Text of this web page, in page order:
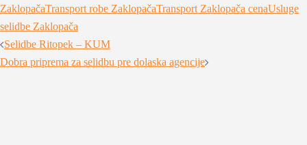
ZaklopačaTransport robe ZaklopačaTransport Zaklopača cenaUsluge
selidbe Zaklopača
Post
navigation
Selidbe Ritopek – KUM
Dobra priprema za selidbu pre dolaska agencije